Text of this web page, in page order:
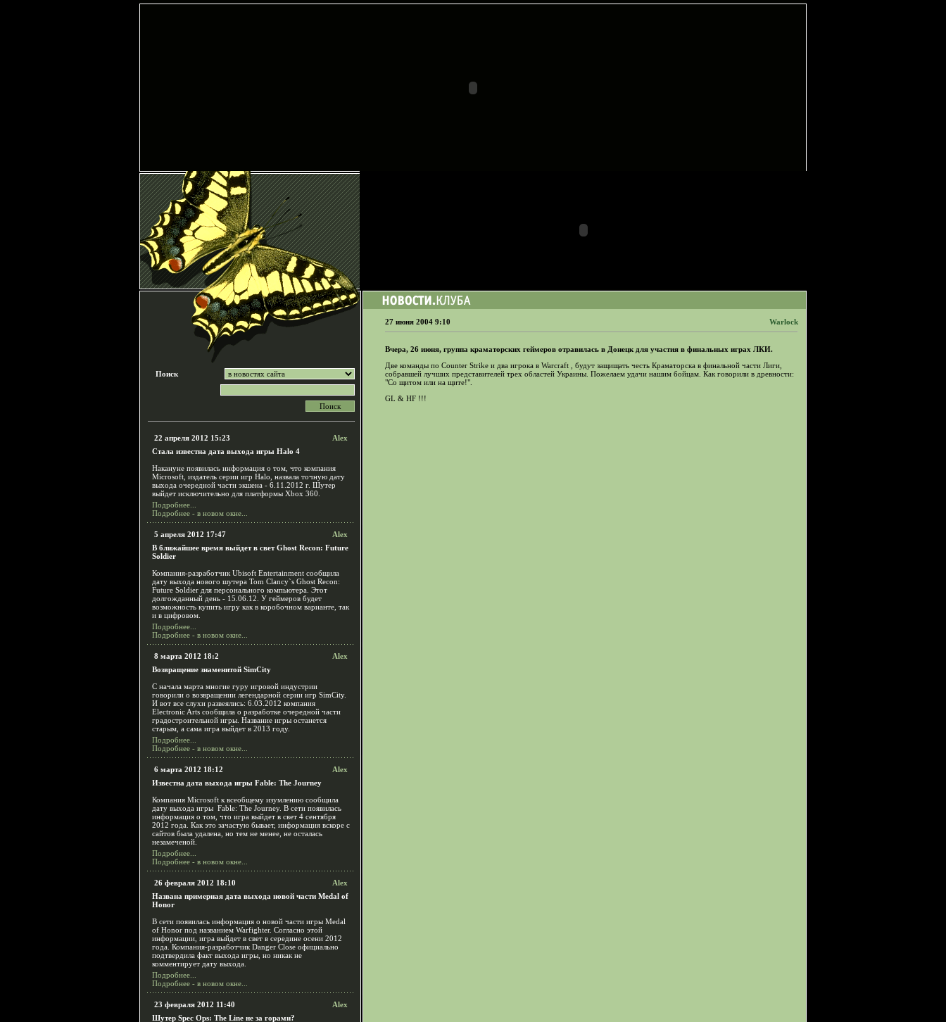
Поиск
22 апреля 2012 15:23
Alex
Стала известна дата выхода игры Halo 4
Накануне появилась информация о том, что компания
Microsoft, издатель серии игр Halo, назвала точную дату
выхода очередной части экшена - 6.11.2012 г. Шутер
выйдет исключительно для платформы Xbox 360.
Подробнее...
Подробнее - в новом окне...
5 апреля 2012 17:47
Alex
В ближайшее время выйдет в свет Ghost Recon: Future
Soldier
Компания-разработчик Ubisoft Entertainment сообщила
дату выхода нового шутера Tom Clancy`s Ghost Recon:
Future Soldier для персонального компьютера. Этот
долгожданный день - 15.06.12. У геймеров будет
возможность купить игру как в коробочном варианте, так
и в цифровом.
Подробнее...
Подробнее - в новом окне...
8 марта 2012 18:2
Alex
Возвращение знаменитой SimCity
С начала марта многие гуру игровой индустрии
говорили о возвращении легендарной серии игр SimCity.
И вот все слухи развеялись: 6.03.2012 компания
Electronic Arts сообщила о разработке очередной части
градостроительной игры. Название игры останется
старым, а сама игра выйдет в 2013 году.
Подробнее...
Подробнее - в новом окне...
6 марта 2012 18:12
Alex
Известна дата выхода игры Fable: The Journey
Компания Microsoft к всеобщему изумлению сообщила
дату выхода игры Fable: The Journey. В сети появилась
информация о том, что игра выйдет в свет 4 сентября
2012 года. Как это зачастую бывает, информация вскоре с
сайтов была удалена, но тем не менее, не осталась
незамеченой.
Подробнее...
Подробнее - в новом окне...
26 февраля 2012 18:10
Alex
Названа примерная дата выхода новой части Medal of
Honor
В сети появилась информация о новой части игры Medal
of Honor под названием Warfighter. Согласно этой
информации, игра выйдет в свет в середине осени 2012
года. Компания-разработчик Danger Close официально
подтвердила факт выхода игры, но никак не
комментирует дату выхода.
Подробнее...
Подробнее - в новом окне...
23 февраля 2012 11:40
Alex
Шутер Spec Ops: The Line не за горами?
27 июня 2004 9:10 Warlock
Вчера, 26 июня, группа краматорских геймеров отравилась в Донецк для участия в финальных играх ЛКИ.
Две команды по Counter Strike и два игрока в Warcraft , будут защищать честь Краматорска в финальной части Лиги,
собравшей лучших представителей трех областей Украины. Пожелаем удачи нашим бойцам. Как говорили в древности:
"Со щитом или на щите!".
GL & HF !!!